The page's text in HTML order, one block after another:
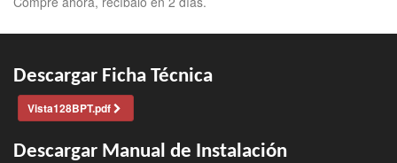
Descargar Ficha Técnica
Vista128BPT.pdf
Descargar Manual de Instalación